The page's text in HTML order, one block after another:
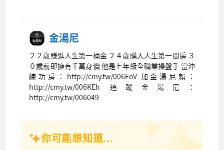
金湯尼
２２歲賺進人生第一桶金 ２４歲購入人生第一間房 ３
０歲前即擁有千萬身價 他是七年級全職業操盤手 當沖
練功房：http://cmy.tw/006EoV 加金湯尼賴：
http://cmy.tw/006KEh 追蹤金湯尼：
http://cmy.tw/006049
你可能想知道...